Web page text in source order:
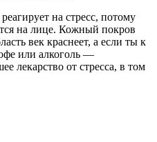
на стресс, потому
на лице. Кожный покров
век краснеет, а если ты к
или алкоголь —
лекарство от стресса, в том